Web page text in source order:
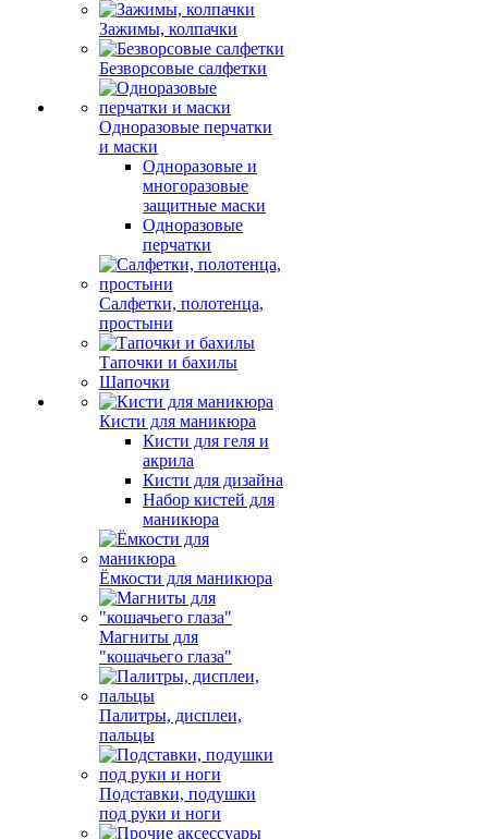
Зажимы, колпачки
Безворсовые салфетки
Одноразовые перчатки
и маски
Одноразовые и
многоразовые
защитные маски
Одноразовые
перчатки
Салфетки, полотенца,
простыни
Тапочки и бахилы
Шапочки
Кисти для маникюра
Кисти для геля и
акрила
Кисти для дизайна
Набор кистей для
маникюра
Ёмкости для маникюра
Магниты для
"кошачьего глаза"
Палитры, дисплеи,
пальцы
Подставки, подушки
под руки и ноги